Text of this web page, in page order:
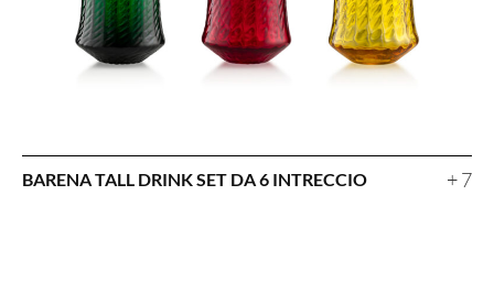
BARENA TALL DRINK SET DA 6 INTRECCIO + 7